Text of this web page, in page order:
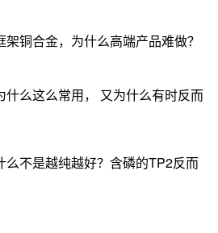
铜合金，为什么高端产品难做？
什么这么常用， 又为什么有时反而
么不是越纯越好？含磷的TP2反而